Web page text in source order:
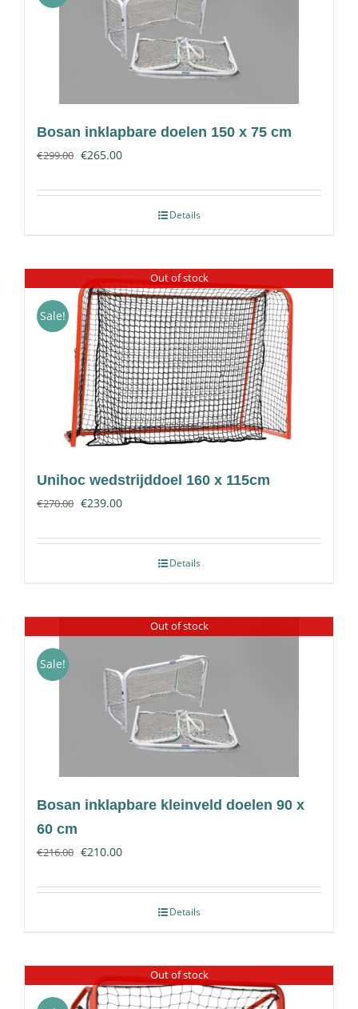
Contact
Bosan inklapbare doelen 150 x 75 cm
€299.00 €265.00
Details
Out of stock
Sale!
Unihoc wedstrijddoel 160 x 115cm
€270.00 €239.00
Details
Out of stock
Sale!
Bosan inklapbare kleinveld doelen 90 x
60 cm
€216.00 €210.00
Details
Out of stock